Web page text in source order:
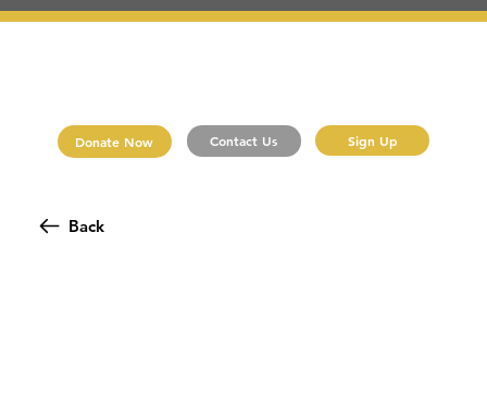
Donate Now Contact Us Sign Up
Back